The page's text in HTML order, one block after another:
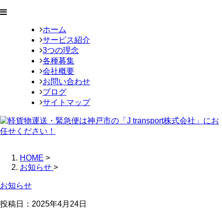
ホーム
サービス紹介
3つの理念
各種募集
会社概要
お問い合わせ
ブログ
サイトマップ
HOME >
お知らせ >
お知らせ
投稿日： 2025年4月24日